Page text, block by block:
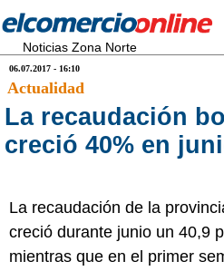
Noticias Zona Norte
06.07.2017 - 16:10
Actualidad
La recaudación
creció 40% en
La recaudación de la
creció durante junio un 40,9
mientras que en el primer